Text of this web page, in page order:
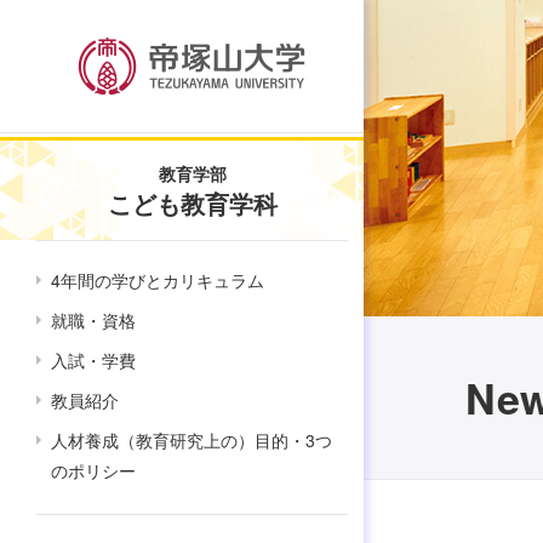
教育学部
こども教育学科
4年間の学びとカリキュラム
就職・資格
入試・学費
教員紹介
人材養成（教育研究上の）目的・3つ
のポリシー